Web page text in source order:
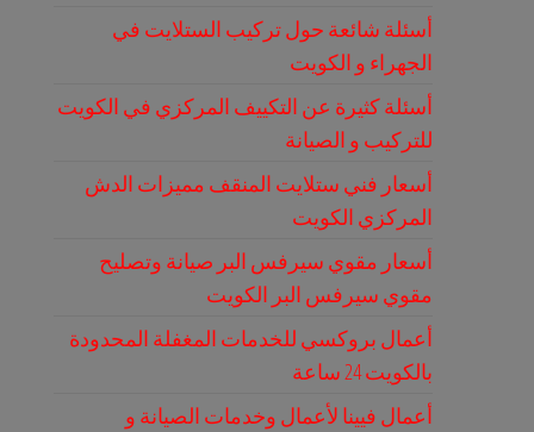
أسئلة شائعة حول تركيب الستلايت في
الجهراء و الكويت
أسئلة كثيرة عن التكييف المركزي في الكويت
للتركيب و الصيانة
أسعار فني ستلايت المنقف مميزات الدش
المركزي الكويت
أسعار مقوي سيرفس البر صيانة وتصليح
مقوي سيرفس البر الكويت
أعمال بروكسي للخدمات المغفلة المحدودة
بالكويت 24 ساعة
أعمال فيينا لأعمال وخدمات الصيانة و